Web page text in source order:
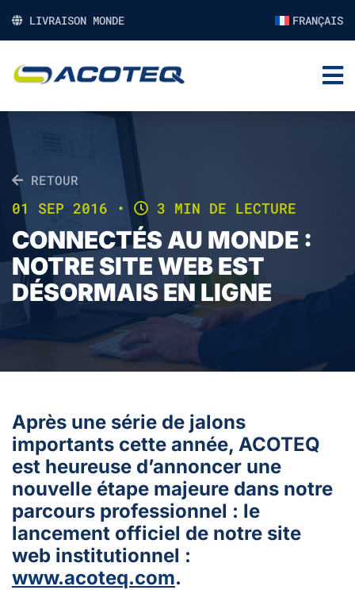
LIVRAISON MONDE FRANÇAIS
RETOUR
01 SEP 2016 • 3 MIN DE LECTURE
CONNECTÉS AU MONDE :
NOTRE SITE WEB EST
DÉSORMAIS EN LIGNE
Après une série de jalons
importants cette année, ACOTEQ
est heureuse d’annoncer une
nouvelle étape majeure dans notre
parcours professionnel : le
lancement officiel de notre site
web institutionnel :
www.acoteq.com.